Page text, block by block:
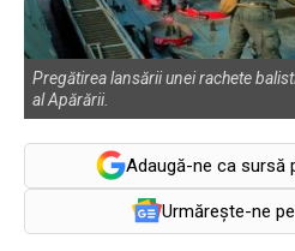
Pregătirea lansării unei rachete
al Apărării.
Adaugă-ne ca sursă
Urmărește-ne